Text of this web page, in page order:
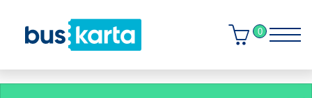
0